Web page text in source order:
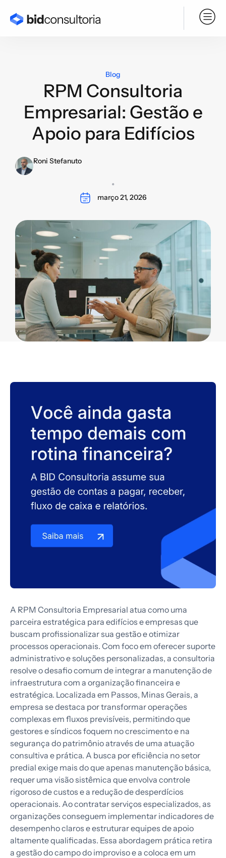
Blog
RPM Consultoria
Empresarial: Gestão e
Apoio para Edifícios
Roni Stefanuto
março 21, 2026
A RPM Consultoria Empresarial atua como uma
parceira estratégica para edifícios e empresas que
buscam profissionalizar sua gestão e otimizar
processos operacionais. Com foco em oferecer suporte
administrativo e soluções personalizadas, a consultoria
resolve o desafio comum de integrar a manutenção de
infraestrutura com a organização financeira e
estratégica. Localizada em Passos, Minas Gerais, a
empresa se destaca por transformar operações
complexas em fluxos previsíveis, permitindo que
gestores e síndicos foquem no crescimento e na
segurança do patrimônio através de uma atuação
consultiva e prática. A busca por eficiência no setor
predial exige mais do que apenas manutenção básica,
requer uma visão sistêmica que envolva controle
rigoroso de custos e a redução de desperdícios
operacionais. Ao contratar serviços especializados, as
organizações conseguem implementar indicadores de
desempenho claros e estruturar equipes de apoio
altamente qualificadas. Essa abordagem prática retira
a gestão do campo do improviso e a coloca em um